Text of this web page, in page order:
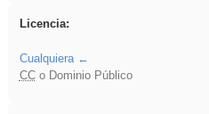
Licencia:
Cualquiera
CCo Dominio Público